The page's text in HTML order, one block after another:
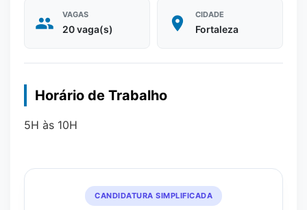
VAGAS
20 vaga(s)
CIDADE
Fortaleza
Horário de Trabalho
5H às 10H
CANDIDATURA SIMPLIFICADA